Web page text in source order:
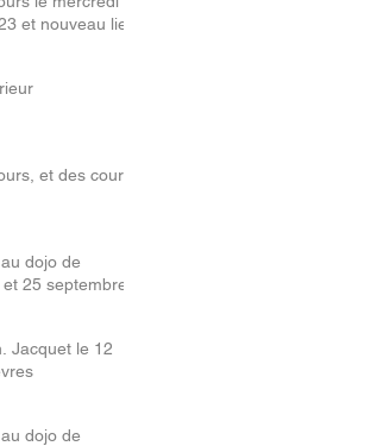
et nouveau lieu
et des cours
dojo de
25 septembre
Jacquet le 12
dojo de